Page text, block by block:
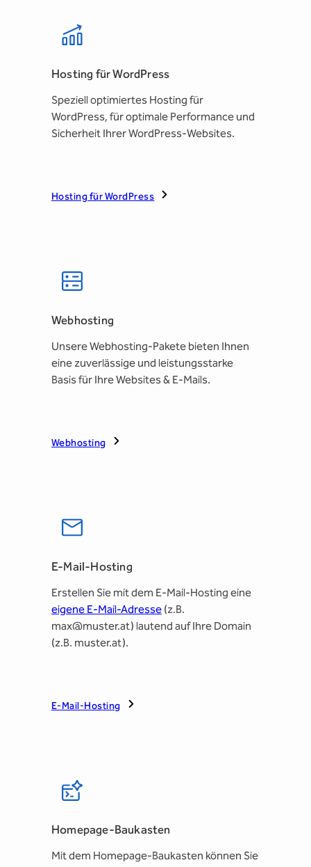
Hosting für WordPress
Speziell optimiertes Hosting für
WordPress, für optimale Performance und
Sicherheit Ihrer WordPress-Websites.
Hosting für WordPress
Webhosting
Unsere Webhosting-Pakete bieten Ihnen
eine zuverlässige und leistungsstarke
Basis für Ihre Websites & E-Mails.
Webhosting
E-Mail-Hosting
Erstellen Sie mit dem E-Mail-Hosting eine
eigene E-Mail-Adresse(z.B.
max@muster.at) lautend auf Ihre Domain
(z.B. muster.at).
E-Mail-Hosting
Homepage-Baukasten
Mit dem Homepage-Baukasten können Sie